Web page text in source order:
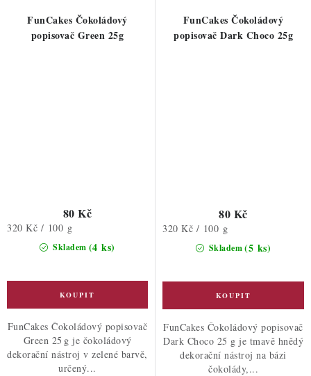
FunCakes Čokoládový
popisovač Green 25g
Skladem (4 ks)
80 Kč
Měrná
320 Kč / 100 g
FunCakes Čokoládový popisovač
Green 25 g je čokoládový
dekorační nástroj v zelené barvě,
určený...
FunCakes Čokoládový
popisovač Dark Choco 25g
Skladem(5 ks)
80 Kč
Měrná
320 Kč / 100 g
FunCakes Čokoládový popisovač
Dark Choco 25 g je tmavě hnědý
dekorační nástroj na bázi
čokolády,...